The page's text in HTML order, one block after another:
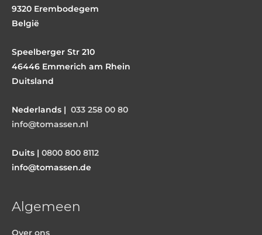
9320 Erembodegem
België
Speelberger Str 210
46446 Emmerich am Rhein
Duitsland
Nederlands | 033 258 00 80
info@tomassen.nl
Duits | 0800 800 8112
info@tomassen.de
Algemeen
Over ons